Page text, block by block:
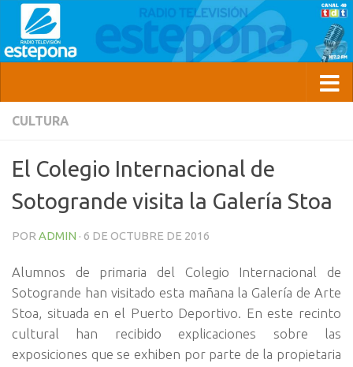
CULTURA
El Colegio Internacional de
Sotogrande visita la Galería Stoa
POR ADMIN · 6 DE OCTUBRE DE 2016
Alumnos de primaria del Colegio Internacional de
Sotogrande han visitado esta mañana la Galería de Arte
Stoa, situada en el Puerto Deportivo. En este recinto
cultural han recibido explicaciones sobre las
exposiciones que se exhiben por parte de la propietaria